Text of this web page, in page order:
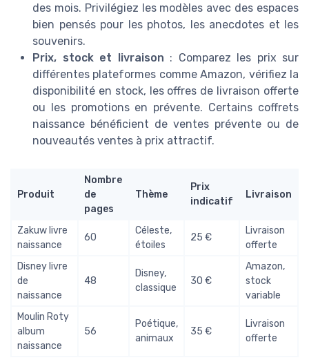
des mois. Privilégiez les modèles avec des espaces
bien pensés pour les photos, les anecdotes et les
souvenirs.
Prix, stock et livraison : Comparez les prix sur
différentes plateformes comme Amazon, vérifiez la
disponibilité en stock, les offres de livraison offerte
ou les promotions en prévente. Certains coffrets
naissance bénéficient de ventes prévente ou de
nouveautés ventes à prix attractif.
Produit
Nombre
de
pages
Thème
Prix
indicatif
Livraison
Zakuw livre
naissance
60
Céleste,
étoiles
25 €
Livraison
offerte
Disney livre
de
naissance
48
Disney,
classique
30 €
Amazon,
stock
variable
Moulin Roty
album
naissance
56
Poétique,
animaux
35 €
Livraison
offerte